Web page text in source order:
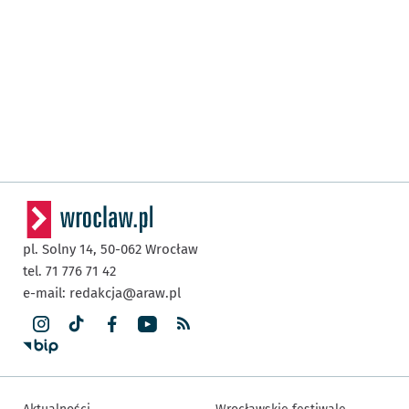
pl. Solny 14, 50-062 Wrocław
tel. 71 776 71 42
e-mail: redakcja@araw.pl